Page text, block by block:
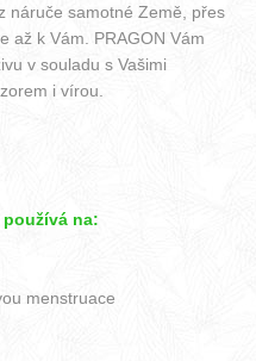
náruče samotné Země, přes
až k Vám. PRAGON Vám
v souladu s Vašimi
i vírou.
na:
menstruace